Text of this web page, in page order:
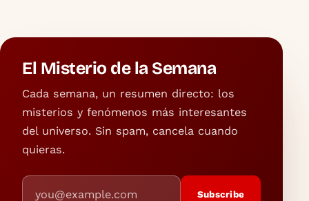
El Misterio de la Semana
Cada semana, un resumen directo: los
misterios y fenómenos más interesantes
del universo. Sin spam, cancela cuando
quieras.
Email address
Subscribe